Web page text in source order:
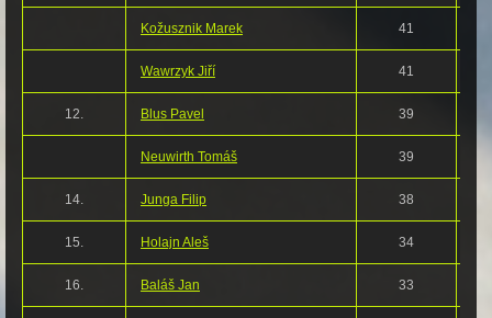
Kožusznik Marek 41
Wawrzyk Jiří 41
12. Blus Pavel 39
Neuwirth Tomáš 39
14. Junga Filip 38
15. Holajn Aleš 34
16. Baláš Jan 33